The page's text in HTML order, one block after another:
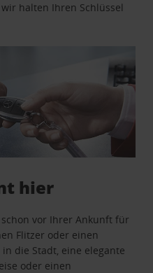
halten Ihren Schlüssel
hier
vor Ihrer Ankunft für
Flitzer oder einen
die Stadt, eine elegante
oder einen